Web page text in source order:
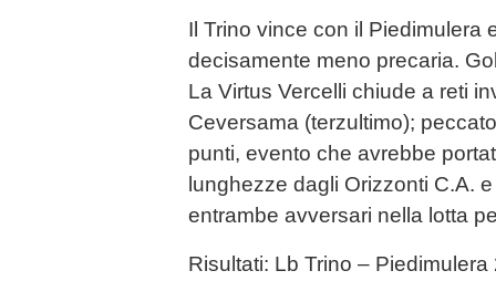
Il Trino vince con il Piedimulera
decisamente meno precaria.
La Virtus Vercelli chiude a reti
Ceversama (terzultimo);
punti, evento che avrebbe
lunghezze dagli Orizzonti C.A.
entrambe avversari nella lotta
Risultati: Lb Trino –